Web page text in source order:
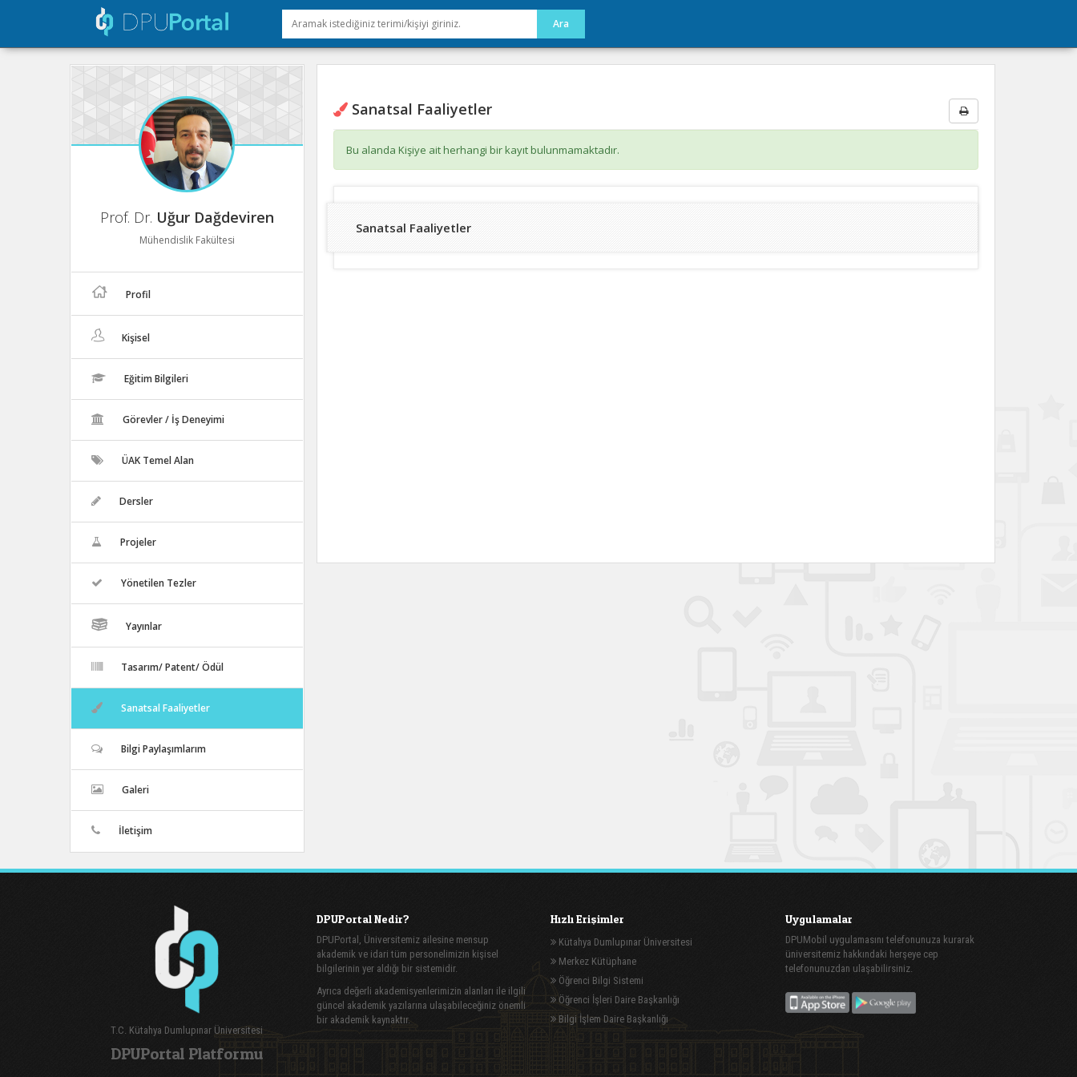
Prof. Dr. Uğur Dağdeviren
Mühendislik Fakültesi
Profil
Kişisel
Eğitim Bilgileri
Görevler / İş Deneyimi
ÜAK Temel Alan
Dersler
Projeler
Yönetilen Tezler
Yayınlar
Tasarım/ Patent/ Ödül
Sanatsal Faaliyetler
Bilgi Paylaşımlarım
Galeri
İletişim
Sanatsal Faaliyetler
Bu alanda Kişiye ait herhangi bir kayıt bulunmamaktadır.
Sanatsal Faaliyetler
T.C. Kütahya Dumlupınar Üniversitesi
DPUPortal Platformu
DPUPortal Nedir?
DPUPortal, Üniversitemiz ailesine mensup
akademik ve idari tüm personelimizin kişisel
bilgilerinin yer aldığı bir sistemidir.
Ayrıca değerli akademisyenlerimizin alanları ile ilgili
güncel akademik yazılarına ulaşabileceğiniz önemli
bir akademik kaynaktır.
Hızlı Erişimler
Kütahya Dumlupınar Üniversitesi
Merkez Kütüphane
Öğrenci Bilgi Sistemi
Öğrenci İşleri Daire Başkanlığı
Bilgi İşlem Daire Başkanlığı
Uygulamalar
DPUMobil uygulamasını telefonunuza kurarak
üniversitemiz hakkındaki herşeye cep
telefonunuzdan ulaşabilirsiniz.